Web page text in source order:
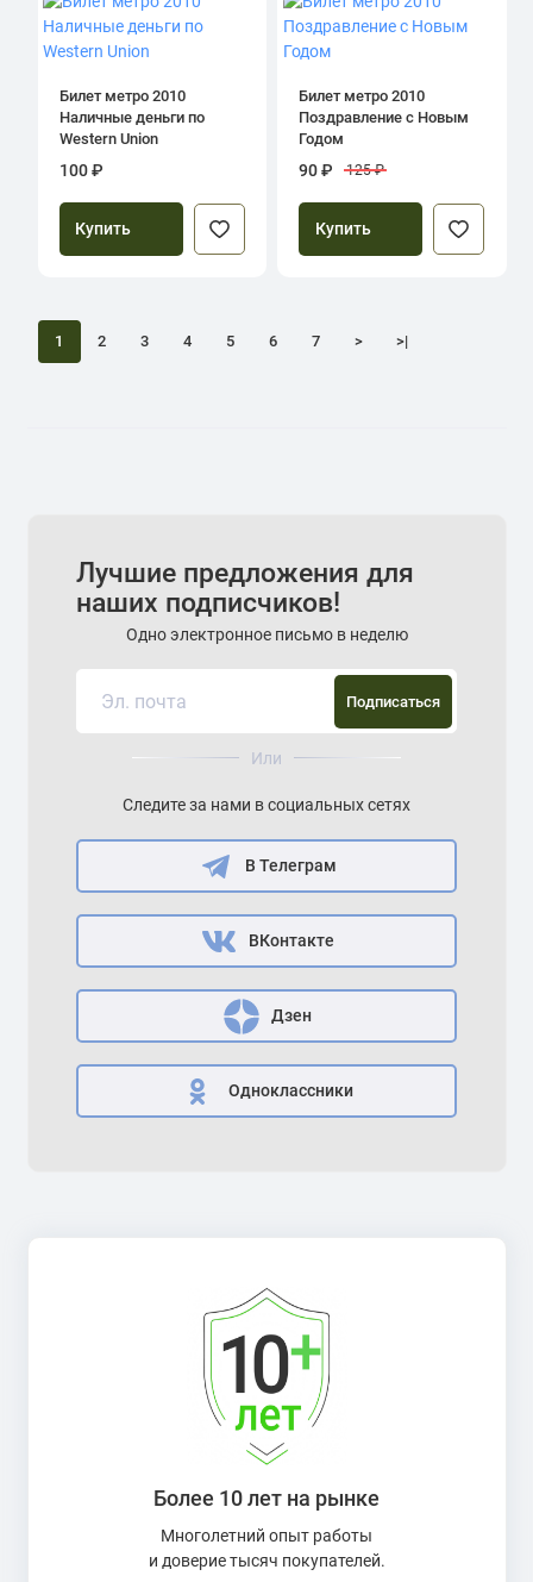
Билет метро 2010
Наличные деньги по
Western Union
100 ₽
Купить
Билет метро 2010
Поздравление с Новым
Годом
90 ₽ 125 ₽
Купить
1 2 3 4 5 6 7 > >|
Лучшие предложения для
наших подписчиков!
Одно электронное письмо в неделю
Подписаться
Или
Следите за нами в социальных сетях
В Телеграм
ВКонтакте
Дзен
Одноклассники
Более 10 лет на рынке
Многолетний опыт работы
и доверие тысяч покупателей.